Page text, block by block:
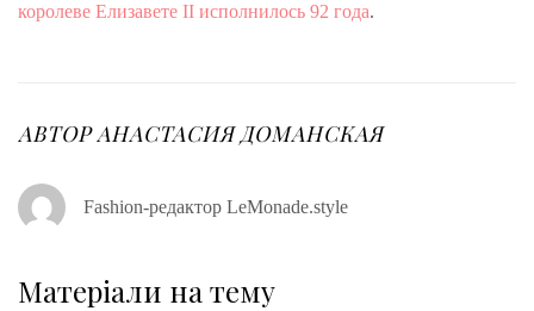
королеве Елизавете II исполнилось 92 года.
АВТОРАНАСТАСИЯ ДОМАНСКАЯ
Fashion-редактор LeMonade.style
Матеріали на тему